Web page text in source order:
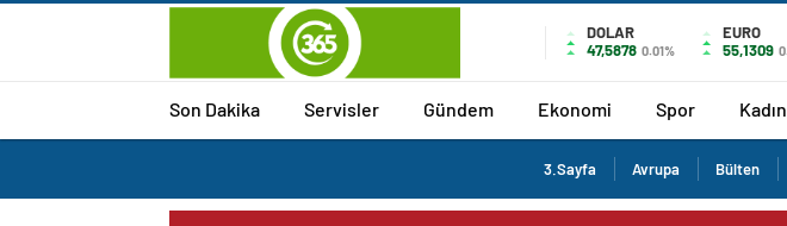
DOLAR
47,5878 0.01%
EURO
55,1309
Son Dakika Servisler Gündem Ekonomi Spor Kadın
3.Sayfa Avrupa Bülten